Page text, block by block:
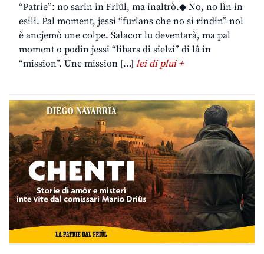
“Patrie”: no sarin in Friûl, ma inaltrò.◆ No, no lìn in
esili. Pal moment, jessi “furlans che no si rindin” nol
è ancjemò une colpe. Salacor lu deventarà, ma pal
moment o podin jessi “libars di sielzi” di lâ in
“mission”. Une mission […] lei di plui +